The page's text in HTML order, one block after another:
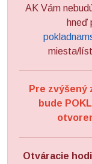
AK Vám
hneď
miesta/
Pre zvýšený
bude
Otváracie